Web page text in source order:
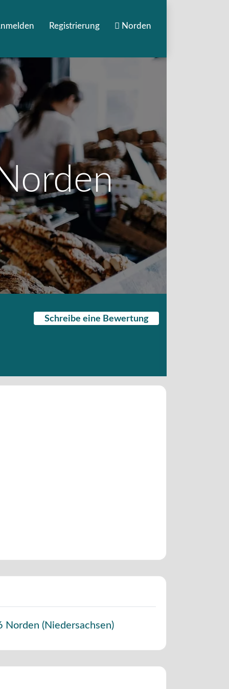
Registrierung Norden
Schreibe eine Bewertung
Norden ( Niedersachsen)